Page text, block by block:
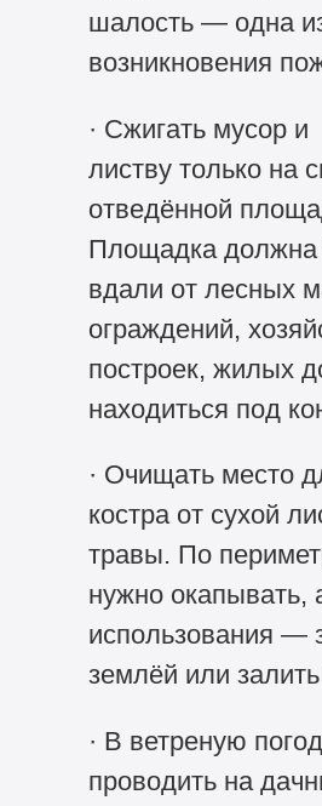
шалость — одна
возникновения
· Сжигать мусор и
листву только на
отведённой
Площадка должна
вдали от лесных
ограждений,
построек, жилых
находиться под
· Очищать место
костра от сухой
травы. По
нужно окапывать,
использования —
землёй или
· В ветреную
проводить на